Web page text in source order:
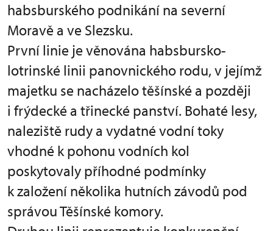
habsburského podnikání na severní
Moravě a ve Slezsku.
První linie je věnována habsbursko-
lotrinské linii panovnického rodu, v jejímž
majetku se nacházelo těšínské a později
i frýdecké a třinecké panství. Bohaté lesy,
naleziště rudy a vydatné vodní toky
vhodné k pohonu vodních kol
poskytovaly příhodné podmínky
k založení několika hutních závodů pod
správou Těšínské komory.